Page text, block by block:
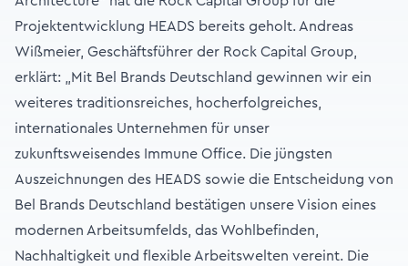
Projektentwicklung HEADS bereits geholt. Andreas
Wißmeier, Geschäftsführer der Rock Capital Group,
erklärt: „Mit Bel Brands Deutschland gewinnen wir ein
weiteres traditionsreiches, hocherfolgreiches,
internationales Unternehmen für unser
zukunftsweisendes Immune Office. Die jüngsten
Auszeichnungen des HEADS sowie die Entscheidung von
Bel Brands Deutschland bestätigen unsere Vision eines
modernen Arbeitsumfelds, das Wohlbefinden,
Nachhaltigkeit und flexible Arbeitswelten vereint. Die